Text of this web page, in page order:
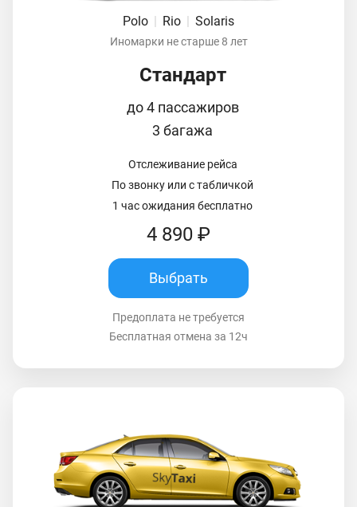
Polo | Rio | Solaris
Иномарки не старше 8 лет
Стандарт
до 4 пассажиров
3 багажа
Отслеживание рейса
По звонку или с табличкой
1 час ожидания бесплатно
4 890 ₽
Выбрать
Предоплата не требуется
Бесплатная отмена за 12ч